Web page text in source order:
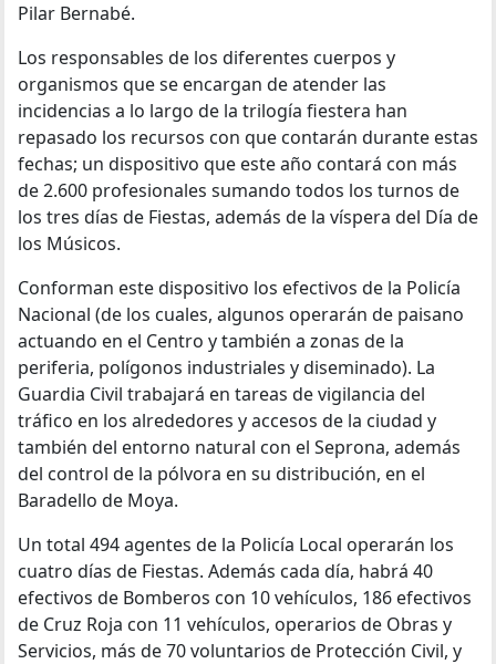
Pilar Bernabé.
Los responsables de los diferentes cuerpos y
organismos que se encargan de atender las
incidencias a lo largo de la trilogía fiestera han
repasado los recursos con que contarán durante estas
fechas; un dispositivo que este año contará con más
de 2.600 profesionales sumando todos los turnos de
los tres días de Fiestas, además de la víspera del Día de
los Músicos.
Conforman este dispositivo los efectivos de la Policía
Nacional (de los cuales, algunos operarán de paisano
actuando en el Centro y también a zonas de la
periferia, polígonos industriales y diseminado). La
Guardia Civil trabajará en tareas de vigilancia del
tráfico en los alrededores y accesos de la ciudad y
también del entorno natural con el Seprona, además
del control de la pólvora en su distribución, en el
Baradello de Moya.
Un total 494 agentes de la Policía Local operarán los
cuatro días de Fiestas. Además cada día, habrá 40
efectivos de Bomberos con 10 vehículos, 186 efectivos
de Cruz Roja con 11 vehículos, operarios de Obras y
Servicios, más de 70 voluntarios de Protección Civil, y